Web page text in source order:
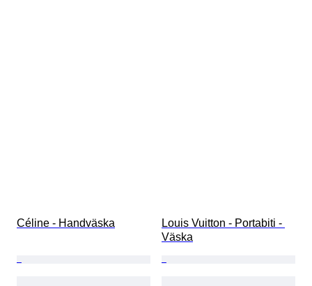
Céline - Handväska
Louis Vuitton - Portabiti -
Väska